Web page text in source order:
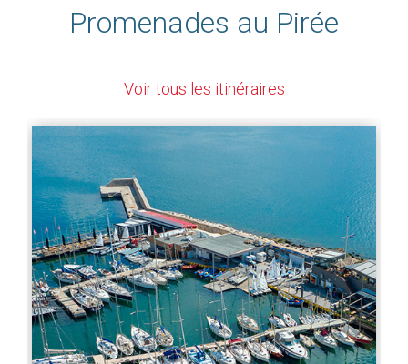
Promenades au Pirée
Voir tous les itinéraires